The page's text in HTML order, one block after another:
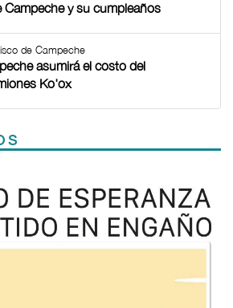
Campeche y su cumpleaños
de Campeche
asumirá el costo del
Ko'ox
LOS SUPLEMENTOS